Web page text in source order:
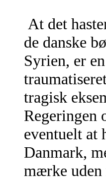
At det
de danske
Syrien, er
tragisk
Regeringen
eventuelt at
Danmark,
mærke